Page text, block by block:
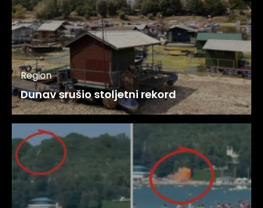
Region
Dunav srušio stoljetni rekord